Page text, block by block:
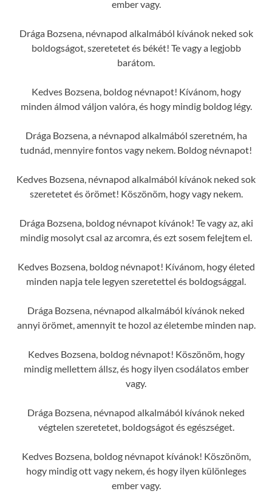
ember vagy.
Drága Bozsena, névnapod alkalmából kívánok neked sok
boldogságot, szeretetet és békét! Te vagy a legjobb
barátom.
Kedves Bozsena, boldog névnapot! Kívánom, hogy
minden álmod váljon valóra, és hogy mindig boldog légy.
Drága Bozsena, a névnapod alkalmából szeretném, ha
tudnád, mennyire fontos vagy nekem. Boldog névnapot!
Kedves Bozsena, névnapod alkalmából kívánok neked sok
szeretetet és örömet! Köszönöm, hogy vagy nekem.
Drága Bozsena, boldog névnapot kívánok! Te vagy az, aki
mindig mosolyt csal az arcomra, és ezt sosem felejtem el.
Kedves Bozsena, boldog névnapot! Kívánom, hogy életed
minden napja tele legyen szeretettel és boldogsággal.
Drága Bozsena, névnapod alkalmából kívánok neked
annyi örömet, amennyit te hozol az életembe minden nap.
Kedves Bozsena, boldog névnapot! Köszönöm, hogy
mindig mellettem állsz, és hogy ilyen csodálatos ember
vagy.
Drága Bozsena, névnapod alkalmából kívánok neked
végtelen szeretetet, boldogságot és egészséget.
Kedves Bozsena, boldog névnapot kívánok! Köszönöm,
hogy mindig ott vagy nekem, és hogy ilyen különleges
ember vagy.